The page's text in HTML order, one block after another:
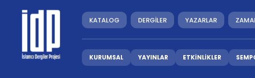
KATALOG DERGİLER YAZARLAR
KURUMSAL YAYINLAR ETKİNLİKLER